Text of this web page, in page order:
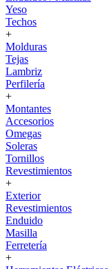
Yeso
Techos
+
Molduras
Tejas
Lambriz
Perfilería
+
Montantes
Accesorios
Omegas
Soleras
Tornillos
Revestimientos
+
Exterior
Revestimientos
Enduido
Masilla
Ferretería
+